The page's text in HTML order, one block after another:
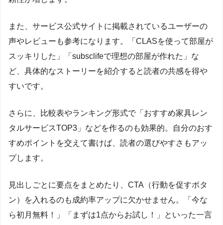
また、サービス公式サイトに掲載されているユーザーの
声やレビューも参考になります。「CLASを使って部屋が
スッキリした」「subsclifeで理想の部屋が作れた」な
ど、具体的なストーリーを紹介すると読者の共感を得や
すいです。
さらに、比較表やランキング形式で「おすすめ家具レン
タルサービスTOP3」などを作るのも効果的。自分のおす
すめポイントを交えて書けば、読者の選びやすさもアッ
プします。
見出しごとに要点をまとめたり、CTA（行動を促すボタ
ン）を入れるのも成約率アップに欠かせません。「今な
ら初月無料！」「まずは1点からお試し！」といった一言